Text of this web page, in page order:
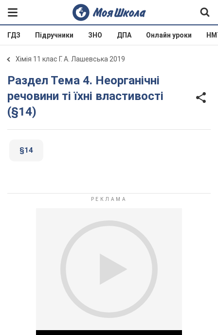
ГДЗ Підручники ЗНО ДПА Онлайн уроки
Хімія 11 клас Г. А. Лашевська 2019
Раздел Тема 4. Неорганічні
речовини ті їхні властивості
(§14)
§14